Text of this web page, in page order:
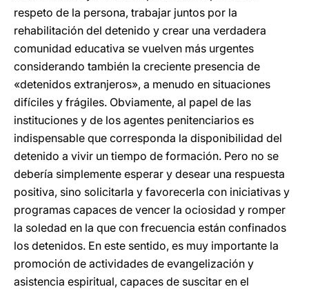
respeto de la persona, trabajar juntos por la
rehabilitación del detenido y crear una verdadera
comunidad educativa se vuelven más urgentes
considerando también la creciente presencia de
«detenidos extranjeros», a menudo en situaciones
difíciles y frágiles. Obviamente, al papel de las
instituciones y de los agentes penitenciarios es
indispensable que corresponda la disponibilidad del
detenido a vivir un tiempo de formación. Pero no se
debería simplemente esperar y desear una respuesta
positiva, sino solicitarla y favorecerla con iniciativas y
programas capaces de vencer la ociosidad y romper
la soledad en la que con frecuencia están confinados
los detenidos. En este sentido, es muy importante la
promoción de actividades de evangelización y
asistencia espiritual, capaces de suscitar en el